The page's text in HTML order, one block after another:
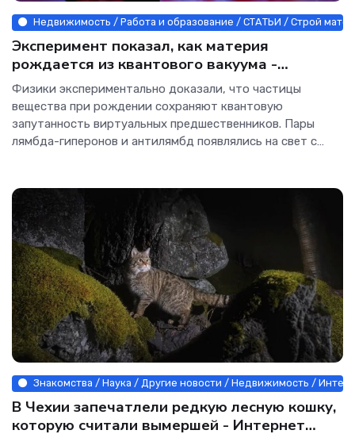
Недвижимость / Работа и образование / СТАТЬИ / Строй
Эксперимент показал, как материя
рождается из квантового вакуума -
Интернет технологии.
Физики экспериментально доказали, что частицы
вещества при рождении сохраняют квантовую
запутанность виртуальных предшественников. Пары
лямбда-гиперонов и антилямбд появлялись на свет с
Закономерность
Знакомства / Наука / Другие новости / Недвижимость /
В Чехии запечатлели редкую лесную кошку,
которую считали вымершей - Интернет